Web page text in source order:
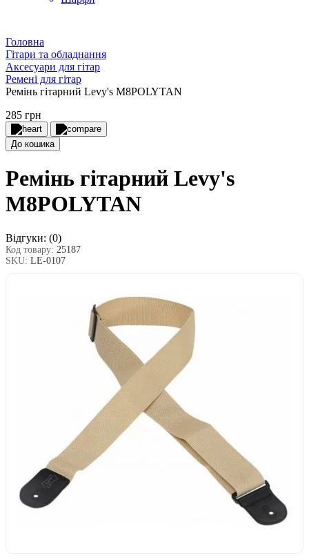
Головна
Гітари та обладнання
Аксесуари для гітар
Ремені для гітар
Ремінь гітарний Levy's M8POLYTAN
285 грн
До кошика
Ремінь гітарний Levy's
M8POLYTAN
Відгуки: (0)
Код товару: 25187
SKU: LE-0107